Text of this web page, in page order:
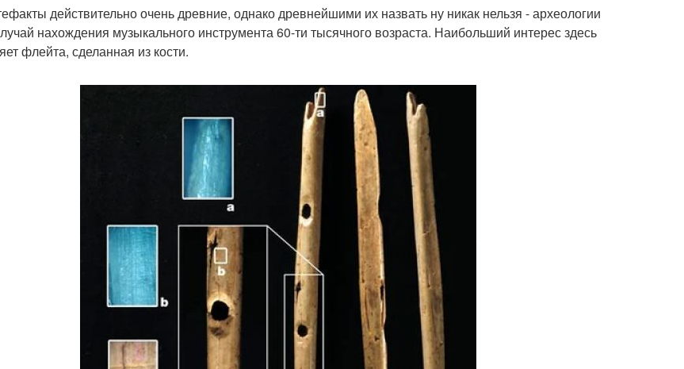
действительно очень древние, однако древнейшими их назвать ну никак нельзя - археологии
нахождения музыкального инструмента 60-ти тысячного возраста. Наибольший интерес здесь
флейта, сделанная из кости.